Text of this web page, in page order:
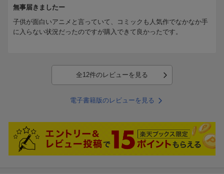
無事届きましたー
子供が面白いアニメと言っていて、コミックも人気作でなかなか手
に入らない状況だったのですが購入できて良かったです。
全12件のレビューを見る
電子書籍版のレビューを見る